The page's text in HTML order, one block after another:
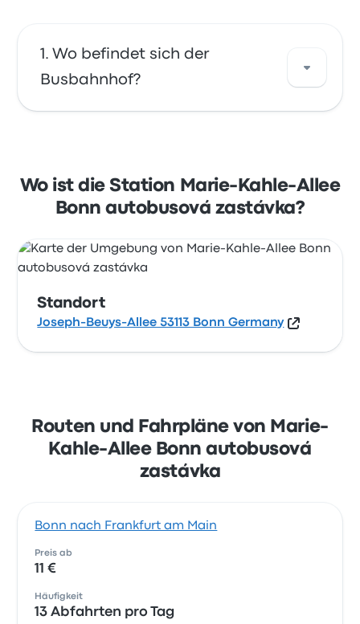
Wo befindet sich der
Busbahnhof?
53113 Bonn Germany. Sehen Sie sich den
Standort dieser Bushaltestelle in Bonn auf
einer Karte an.
Wo ist die Station Marie-Kahle-Allee
Bonn autobusová zastávka?
Standort
Joseph-Beuys-Allee 53113 Bonn Germany
Routen und Fahrpläne von Marie-
Kahle-Allee Bonn autobusová
zastávka
Bonn nach Frankfurt am Main
Preis ab
11 €
Häufigkeit
13 Abfahrten pro Tag